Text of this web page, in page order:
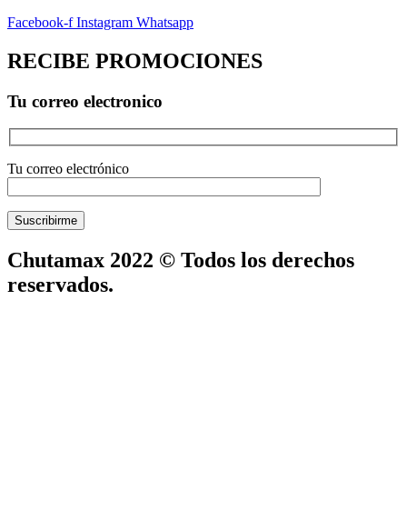
Facebook-f Instagram Whatsapp
RECIBE PROMOCIONES
Tu correo electronico
Tu correo electrónico
Chutamax 2022 © Todos los derechos
reservados.